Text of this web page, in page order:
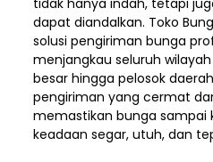
tidak hanya indah, tetapi
dapat diandalkan. Toko
solusi pengiriman bunga
menjangkau seluruh
besar hingga pelosok
pengiriman yang cermat
memastikan bunga sampai
keadaan segar, utuh, dan